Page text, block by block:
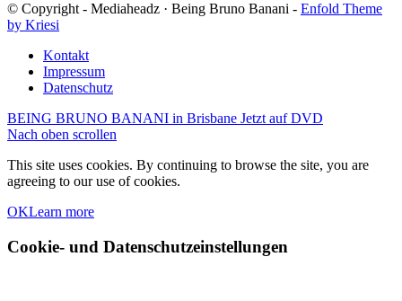
© Copyright - Mediaheadz · Being Bruno Banani - Enfold Theme
by Kriesi
Kontakt
Impressum
Datenschutz
BEING BRUNO BANANI in Brisbane Jetzt auf DVD
Nach oben scrollen
This site uses cookies. By continuing to browse the site, you are
agreeing to our use of cookies.
OKLearn more
Cookie- und Datenschutzeinstellungen